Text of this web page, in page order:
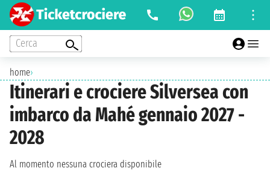
Cerca
home›
Itinerari e crociere Silversea con
imbarco da Mahé gennaio 2027 -
2028
Al momento nessuna crociera disponibile